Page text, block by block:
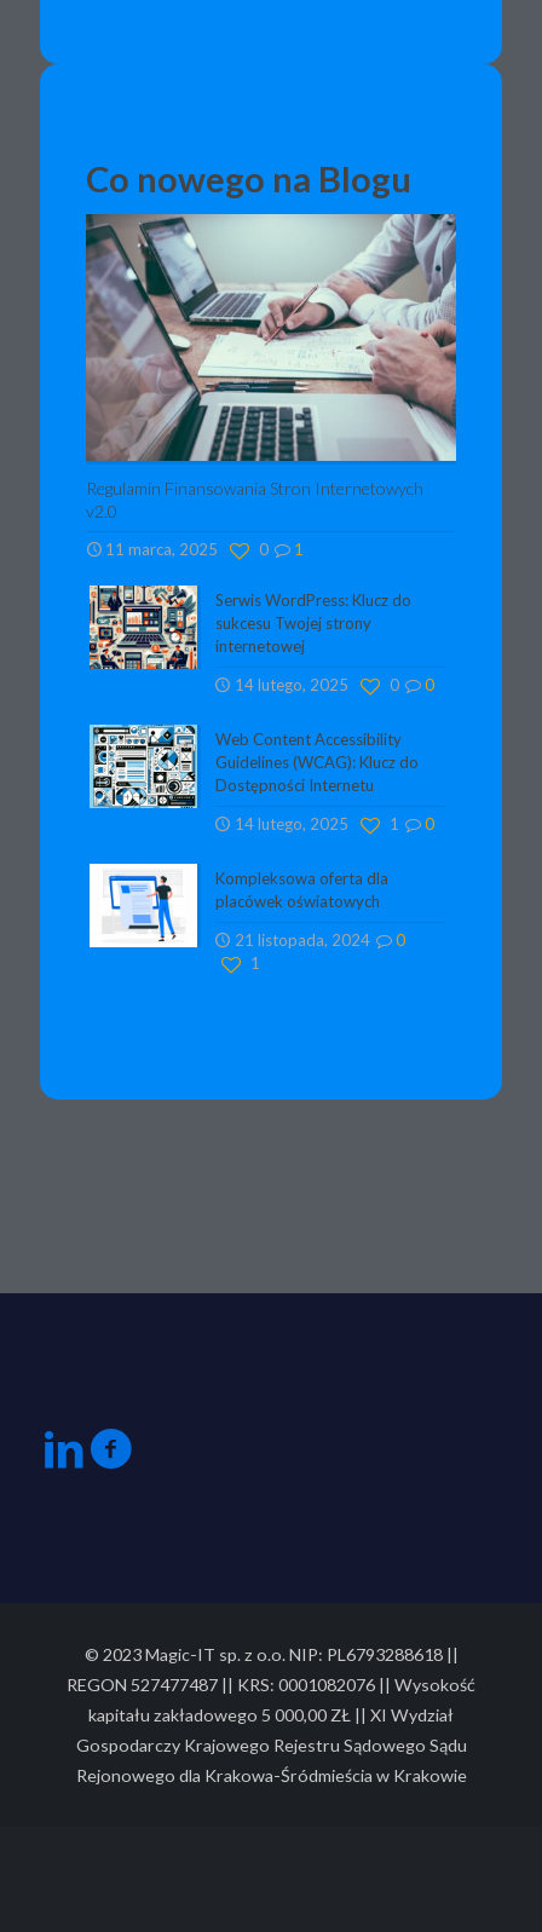
Co nowego na Blogu
Regulamin Finansowania Stron Internetowych
v2.0
11 marca, 2025 1
0
Serwis WordPress: Klucz do
sukcesu Twojej strony
internetowej
14 lutego, 2025
0
0
Web Content Accessibility
Guidelines (WCAG): Klucz do
Dostępności Internetu
14 lutego, 2025
0
1
Kompleksowa oferta dla
placówek oświatowych
21 listopada, 2024
0
1
© 2023 Magic-IT sp. z o.o. NIP: PL6793288618 ||
REGON 527477487 || KRS: 0001082076 || Wysokość
kapitału zakładowego 5 000,00 ZŁ || XI Wydział
Gospodarczy Krajowego Rejestru Sądowego Sądu
Rejonowego dla Krakowa-Śródmieścia w Krakowie